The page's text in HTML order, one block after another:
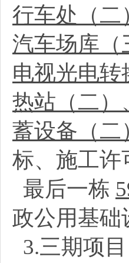
行车处（二
汽车场库（
电视光电
热站（二）
蓄设备（二
标、施工许
最后一栋
政公用基础
3.三期项目